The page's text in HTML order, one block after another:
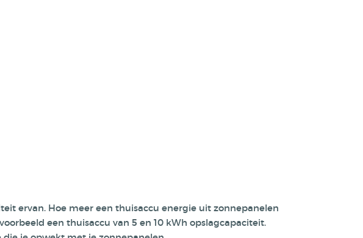
ervan. Hoe meer een thuisaccu energie uit zonnepanelen
een thuisaccu van 5 en 10 kWh opslagcapaciteit.